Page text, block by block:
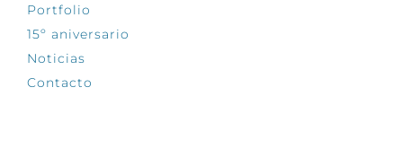
Portfolio
15º aniversario
Noticias
Contacto